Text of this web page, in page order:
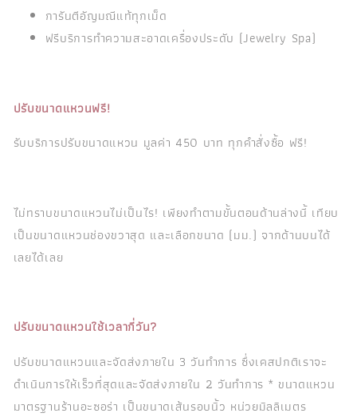
การันตีอัญมณีแท้ทุกเม็ด
ฟรีบริการทำความสะอาดเครื่องประดับ (Jewelry Spa)
ปรับขนาดแหวนฟรี!
รับบริการปรับขนาดแหวน มูลค่า 450 บาท ทุกคำสั่งซื้อ ฟรี!
ไม่ทราบขนาดแหวนไม่เป็นไร! เพียงทำตามขั้นตอนด้านล่างนี้ เทียบ
เป็นขนาดแหวนช่องขวาสุด และเลือกขนาด (มม.) จากด้านบนได้
เลยได้เลย
ปรับขนาดแหวนใช้เวลากี่วัน?
ปรับขนาดแหวนและจัดส่งภายใน 3 วันทำการ ซึ่งเคสปกติเราจะ
ดำเนินการให้เร็วที่สุดและจัดส่งภายใน 2 วันทำการ * ขนาดแหวน
มาตรฐานร้านอะซอร่า เป็นขนาดเส้นรอบนิ้ว หน่วยมิลลิเมตร